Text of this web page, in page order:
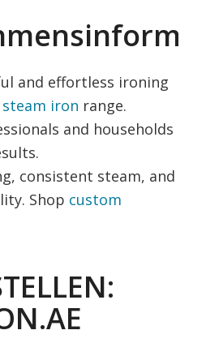
and effortless ironing
steam iron range.
and households
consistent steam, and
Shop custom